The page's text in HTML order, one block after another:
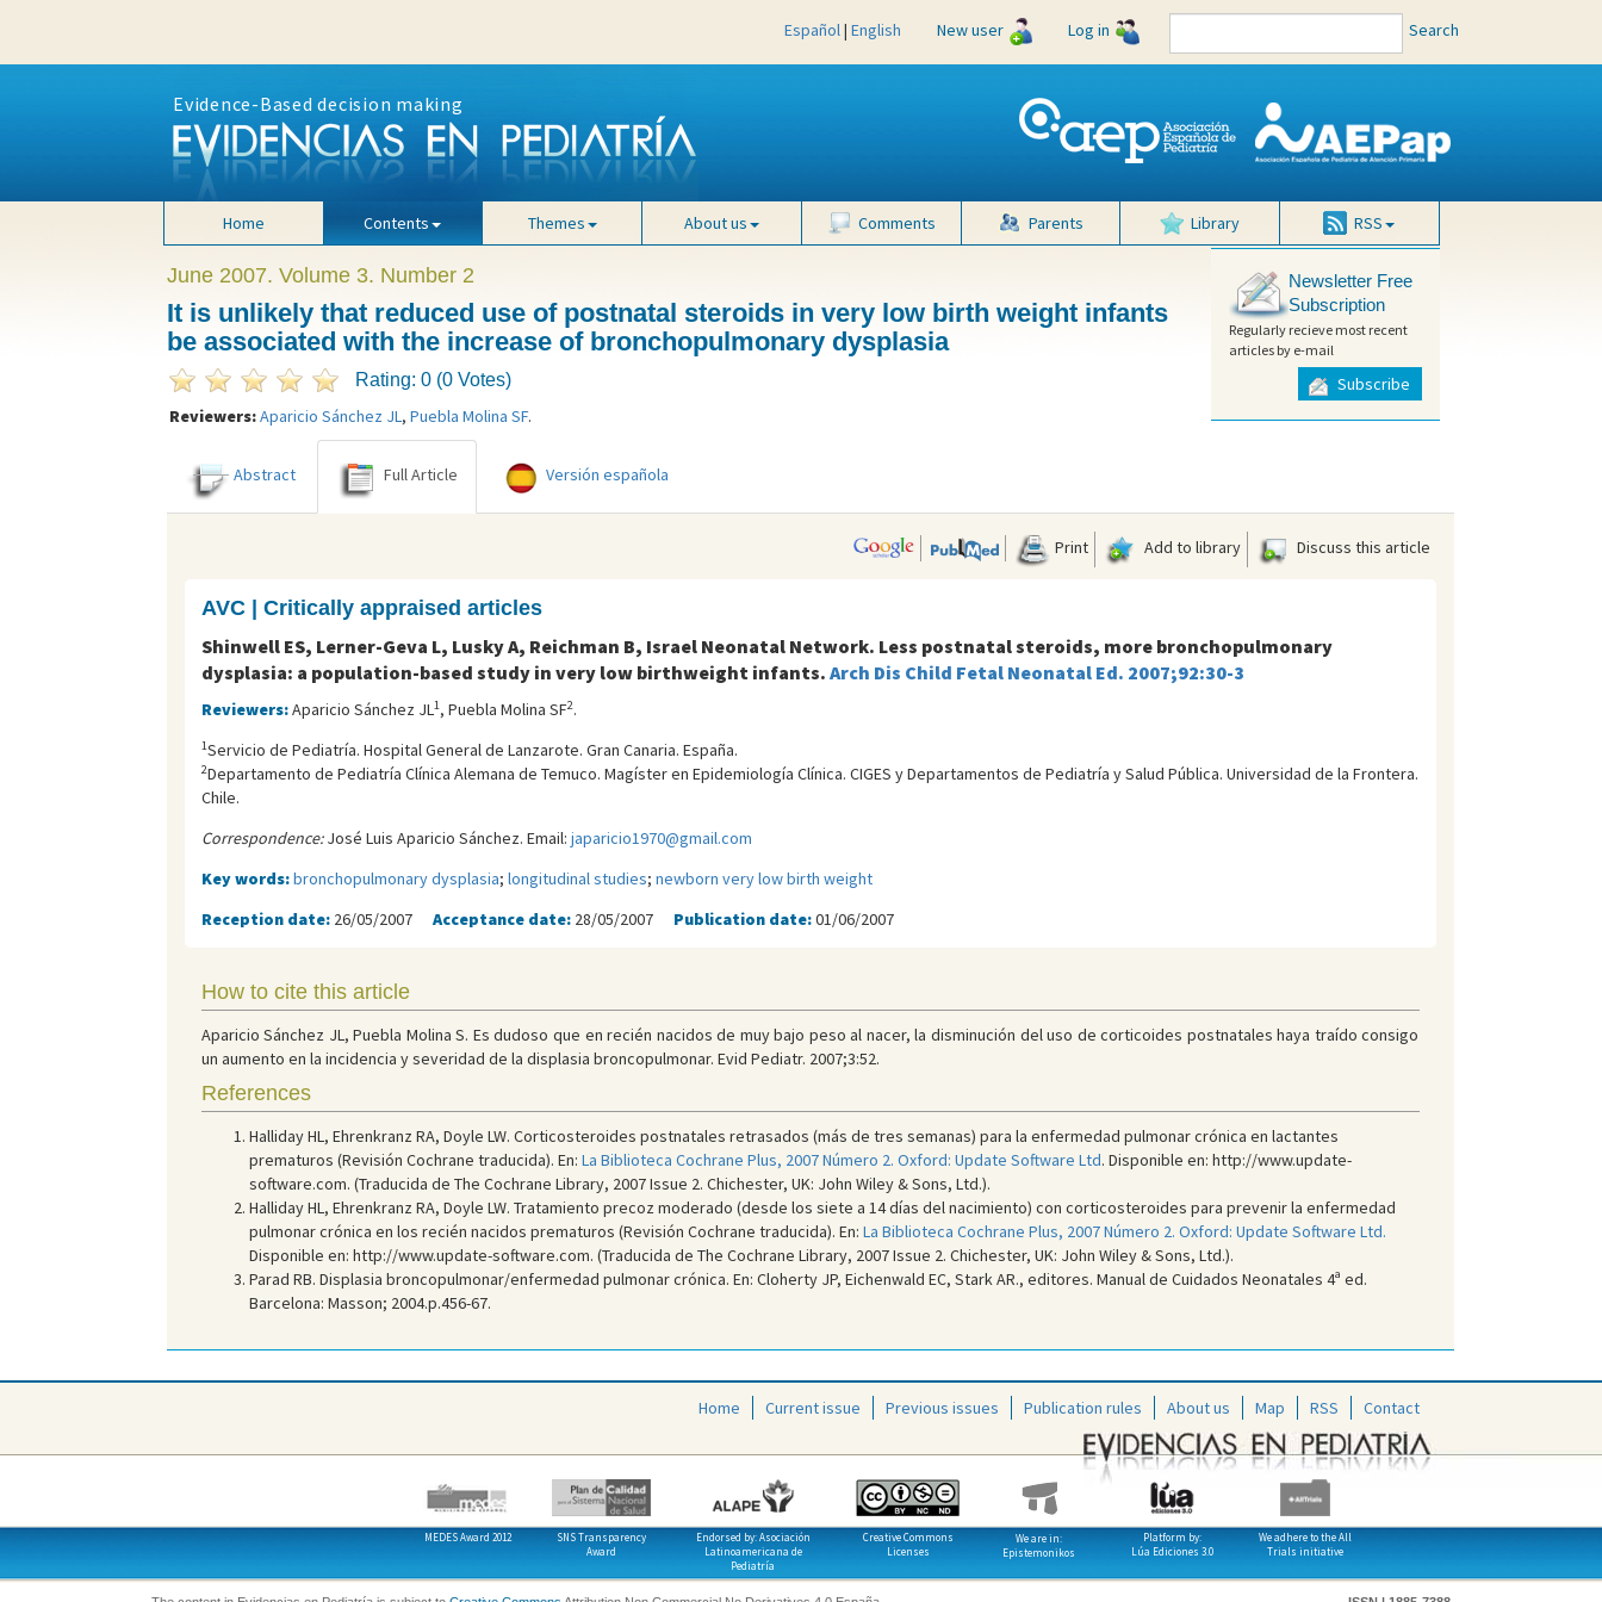
Español| English New user Log in Search
Evidence-Based decision making
Home Contents Themes About us Comments Parents Library RSS
June 2007. Volume 3. Number 2
It is unlikely that reduced use of postnatal steroids in very low birth weight infants
be associated with the increase of bronchopulmonary dysplasia
Rating: 0 (0 Votes)
Reviewers:Aparicio Sánchez JL, Puebla Molina SF.
Newsletter Free
Subscription
Regularly recieve most recent
articles by e-mail
Subscribe
Abstract Full Article Versión española
Print Add to library Discuss this article
AVC | Critically appraised articles
Shinwell ES, Lerner-Geva L, Lusky A, Reichman B, Israel Neonatal Network. Less postnatal steroids, more bronchopulmonary
dysplasia: a population-based study in very low birthweight infants. Arch Dis Child Fetal Neonatal Ed. 2007;92:30-3
Reviewers:Aparicio Sánchez JL1, Puebla Molina SF2.
1Servicio de Pediatría. Hospital General de Lanzarote. Gran Canaria. España.
2Departamento de Pediatrí­a Clí­nica Alemana de Temuco. Magí­ster en Epidemiologí­a Clí­nica. CIGES y Departamentos de Pediatrí­a y Salud Pública. Universidad de la Frontera.
Chile.
Correspondence:José Luis Aparicio Sánchez. Email: japaricio1970@gmail.com
Key words:bronchopulmonary dysplasia; longitudinal studies; newborn very low birth weight
Reception date: 26/05/2007 Acceptance date: 28/05/2007 Publication date:01/06/2007
How to cite this article
Aparicio Sánchez JL, Puebla Molina S. Es dudoso que en recién nacidos de muy bajo peso al nacer, la disminución del uso de corticoides postnatales haya traído consigo
un aumento en la incidencia y severidad de la displasia broncopulmonar. Evid Pediatr. 2007;3:52.
References
Halliday HL, Ehrenkranz RA, Doyle LW. Corticosteroides postnatales retrasados (más de tres semanas) para la enfermedad pulmonar crónica en lactantes
prematuros (Revisión Cochrane traducida). En: La Biblioteca Cochrane Plus, 2007 Número 2. Oxford: Update Software Ltd. Disponible en: http://www.update-
software.com. (Traducida de The Cochrane Library, 2007 Issue 2. Chichester, UK: John Wiley & Sons, Ltd.).
Halliday HL, Ehrenkranz RA, Doyle LW. Tratamiento precoz moderado (desde los siete a 14 días del nacimiento) con corticosteroides para prevenir la enfermedad
pulmonar crónica en los recién nacidos prematuros (Revisión Cochrane traducida). En: La Biblioteca Cochrane Plus, 2007 Número 2. Oxford: Update Software Ltd.
Disponible en: http://www.update-software.com. (Traducida de The Cochrane Library, 2007 Issue 2. Chichester, UK: John Wiley & Sons, Ltd.).
Parad RB. Displasia broncopulmonar/enfermedad pulmonar crónica. En: Cloherty JP, Eichenwald EC, Stark AR., editores. Manual de Cuidados Neonatales 4ª ed.
Barcelona: Masson; 2004.p.456-67.
Home Current issue Previous issues Publication rules About us Map RSS Contact
MEDES Award 2012
SNS Transparency
Award
Endorsed by: Asociación
Latinoamericana de
Pediatría
Creative Commons
Licenses
We are in:
Epistemonikos
Platform by:
Lúa Ediciones 3.0
We adhere to the All
Trials initiative